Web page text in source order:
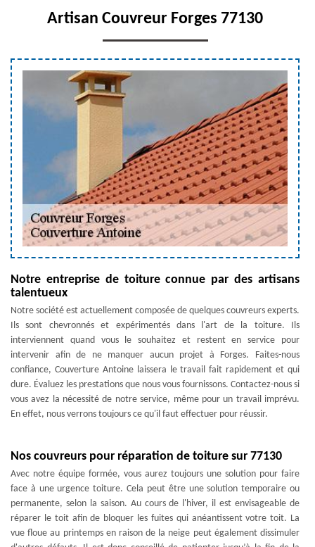
Artisan Couvreur Forges 77130
Notre entreprise de toiture connue par des artisans
talentueux
Notre société est actuellement composée de quelques couvreurs experts.
Ils sont chevronnés et expérimentés dans l'art de la toiture. Ils
interviennent quand vous le souhaitez et restent en service pour
intervenir afin de ne manquer aucun projet à Forges. Faites-nous
confiance, Couverture Antoine laissera le travail fait rapidement et qui
dure. Évaluez les prestations que nous vous fournissons. Contactez-nous si
vous avez la nécessité de notre service, même pour un travail imprévu.
En effet, nous verrons toujours ce qu'il faut effectuer pour réussir.
Nos couvreurs pour réparation de toiture sur 77130
Avec notre équipe formée, vous aurez toujours une solution pour faire
face à une urgence toiture. Cela peut être une solution temporaire ou
permanente, selon la saison. Au cours de l'hiver, il est envisageable de
réparer le toit afin de bloquer les fuites qui anéantissent votre toit. La
vue floue au printemps en raison de la neige peut également dissimuler